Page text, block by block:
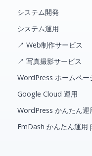
システム開発
システム運用
↗ Web制作サービス
↗ 写真撮影サービス
WordPress ホームペー
Google Cloud 運用
WordPress かんたん運
EmDash かんたん運用